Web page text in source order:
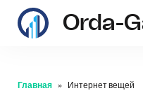
Orda-
Главная Интернет вещей